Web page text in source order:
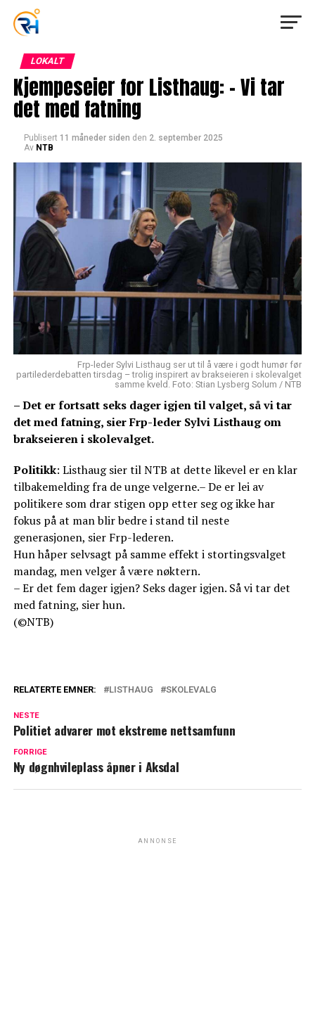
LOKALT
Kjempeseier for Listhaug: – Vi tar
det med fatning
Publisert 11 måneder siden den 2. september 2025
Av NTB
Frp-leder Sylvi Listhaug ser ut til å være i godt humør før
partilederdebatten tirsdag – trolig inspirert av brakseieren i skolevalget
samme kveld. Foto: Stian Lysberg Solum / NTB
– Det er fortsatt seks dager igjen til valget, så vi tar
det med fatning, sier Frp-leder Sylvi Listhaug om
brakseieren i skolevalget.
Politikk: Listhaug sier til NTB at dette likevel er en klar
tilbakemelding fra de unge velgerne.– De er lei av
politikere som drar stigen opp etter seg og ikke har
fokus på at man blir bedre i stand til neste
generasjonen, sier Frp-lederen.
Hun håper selvsagt på samme effekt i stortingsvalget
mandag, men velger å være nøktern.
– Er det fem dager igjen? Seks dager igjen. Så vi tar det
med fatning, sier hun.
(©NTB)
RELATERTE EMNER: LISTHAUG SKOLEVALG
NESTE
Politiet advarer mot ekstreme nettsamfunn
FORRIGE
Ny døgnhvileplass åpner i Aksdal
ANNONSE